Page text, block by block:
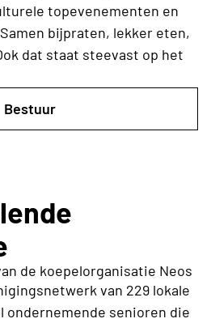
topevenementen en
bijpraten, lekker eten,
dat staat steevast op het
Bestuur
de koepelorganisatie Neos
van 229 lokale
ondernemende senioren die